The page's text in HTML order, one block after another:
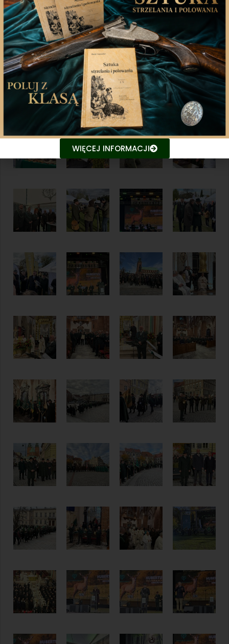
WIĘCEJ INFORMACJI